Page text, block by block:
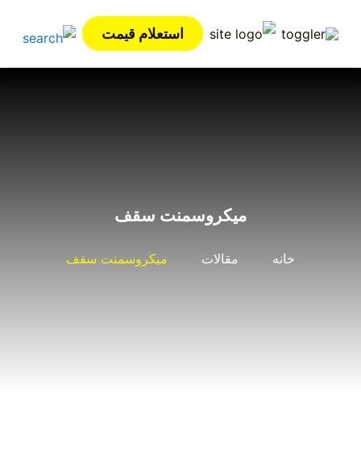
استعلام قیمت
میکروسمنت سقف
خانه مقالات میکروسمنت سقف